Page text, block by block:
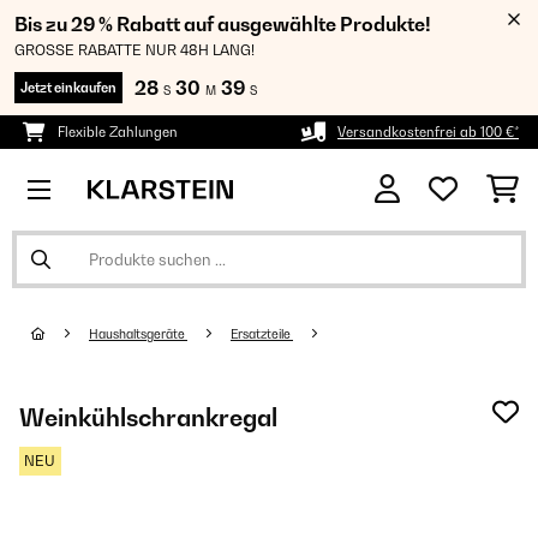
Bis zu 29 % Rabatt auf ausgewählte Produkte!
GROSSE RABATTE NUR 48H LANG!
Jetzt einkaufen 28 S 30 M 39 S
Flexible Zahlungen Versandkostenfrei ab 100 €*
Haushaltsgeräte Ersatzteile
Weinkühlschrankregal
NEU